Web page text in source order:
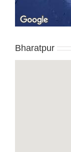
Bharatpur